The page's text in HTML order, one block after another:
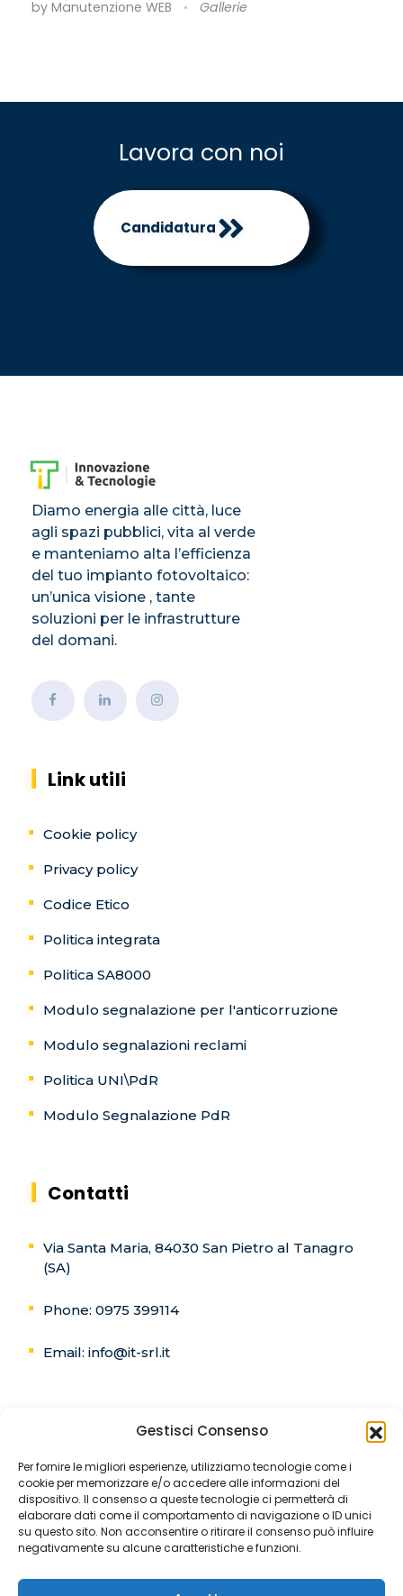
Gestisci Consenso
Per fornire le migliori esperienze, utilizziamo tecnologie come i
cookie per memorizzare e/o accedere alle informazioni del
dispositivo. Il consenso a queste tecnologie ci permetterà di
elaborare dati come il comportamento di navigazione o ID unici
su questo sito. Non acconsentire o ritirare il consenso può influire
negativamente su alcune caratteristiche e funzioni.
by Manutenzione WEB Gallerie
Lavora con noi
Candidatura
Diamo energia alle città, luce
agli spazi pubblici, vita al verde
e manteniamo alta l’efficienza
del tuo impianto fotovoltaico:
un’unica visione , tante
soluzioni per le infrastrutture
del domani.
Link utili
Cookie policy
Privacy policy
Codice Etico
Politica integrata
Politica SA8000
Modulo segnalazione per l'anticorruzione
Modulo segnalazioni reclami
Politica UNI\PdR
Modulo Segnalazione PdR
Contatti
Via Santa Maria, 84030 San Pietro al Tanagro
(SA)
Phone: 0975 399114
Email: info@it-srl.it
Registro delle imprese di Salerno
Codice univoco:5RUO82D